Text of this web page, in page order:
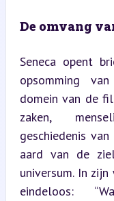
De omvang
Seneca opent
opsomming
domein van de
zaken,
geschiedenis
aard van de
universum. In
eindeloos: